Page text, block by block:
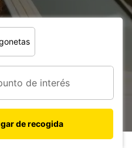
de recogida